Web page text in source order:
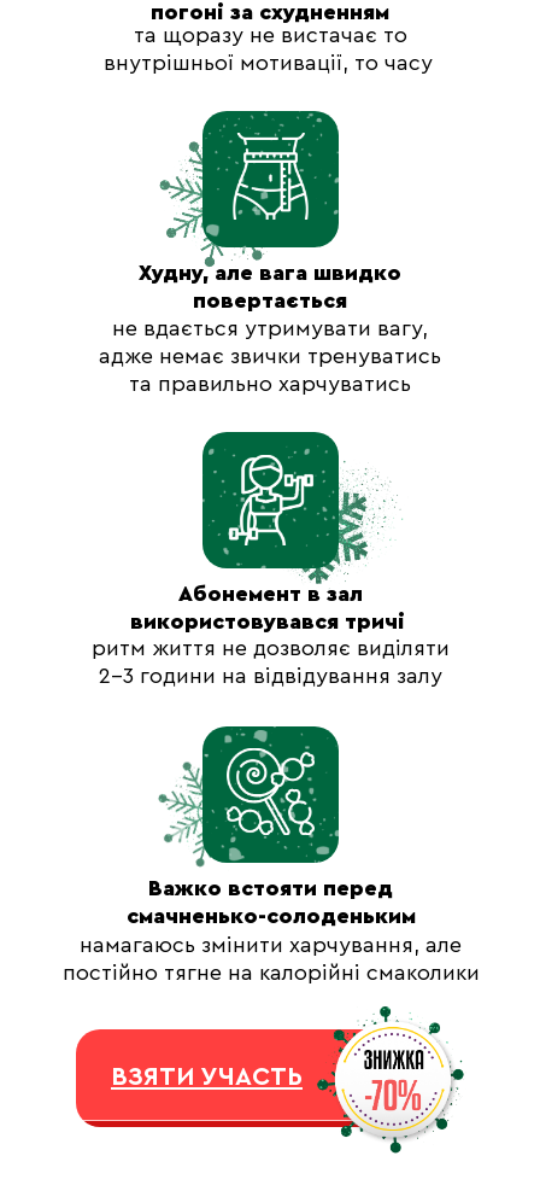
погоні за схудненням
та щоразу не вистачає то
внутрішньої мотивації, то часу
Важко встояти перед
смачненько-солоденьким
намагаюсь змінити харчування, але
постійно тягне на калорійні смаколики
Абонемент в зал
використовувався тричі
ритм життя не дозволяє виділяти
2-3 години на відвідування залу
не вдається утримувати вагу,
адже немає звички тренуватись
та правильно харчуватись
Худну, але вага швидко
повертається
ВЗЯТИ УЧАСТЬ